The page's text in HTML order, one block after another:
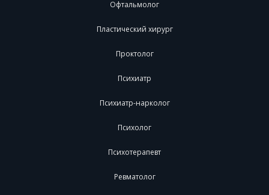
Офтальмолог
Пластический хирург
Проктолог
Психиатр
Психиатр-нарколог
Психолог
Психотерапевт
Ревматолог